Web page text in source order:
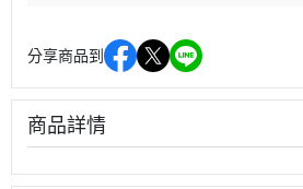
分享商品到
商品詳情